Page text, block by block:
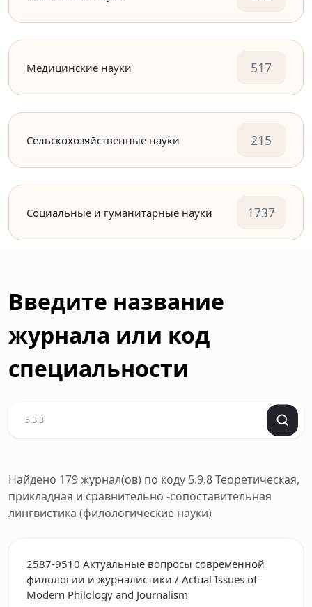
Медицинские науки 517
Сельскохозяйственные науки 215
Социальные и гуманитарные науки 1737
Введите название
журнала или код
специальности
Найдено 179 журнал(ов) по коду 5.9.8 Теоретическая,
прикладная и сравнительно -сопоставительная
лингвистика (филологические науки)
2587-9510 Актуальные вопросы современной
филологии и журналистики / Actual Issues of
Modern Philology and Journalism